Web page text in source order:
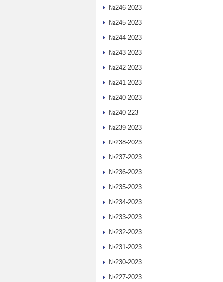
№246-2023
№245-2023
№244-2023
№243-2023
№242-2023
№241-2023
№240-2023
№240-223
№239-2023
№238-2023
№237-2023
№236-2023
№235-2023
№234-2023
№233-2023
№232-2023
№231-2023
№230-2023
№227-2023